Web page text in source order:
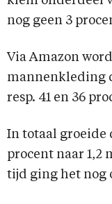
nog geen 3
Via Amazon
mannenkleding
resp. 41 en 36
In totaal groeide
procent naar 1,2
tijd ging het nog